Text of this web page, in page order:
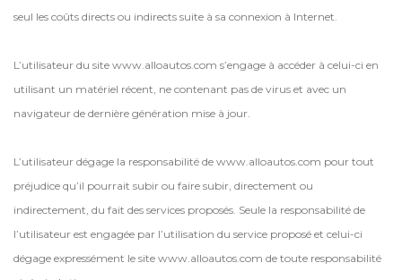
seul les coûts directs ou indirects suite à sa connexion à Internet.
L’utilisateur du site www.alloautos.com s’engage à accéder à celui-ci en
utilisant un matériel récent, ne contenant pas de virus et avec un
navigateur de dernière génération mise à jour.
L’utilisateur dégage la responsabilité de www.alloautos.com pour tout
préjudice qu’il pourrait subir ou faire subir, directement ou
indirectement, du fait des services proposés. Seule la responsabilité de
l’utilisateur est engagée par l’utilisation du service proposé et celui-ci
dégage expressément le site www.alloautos.com de toute responsabilité